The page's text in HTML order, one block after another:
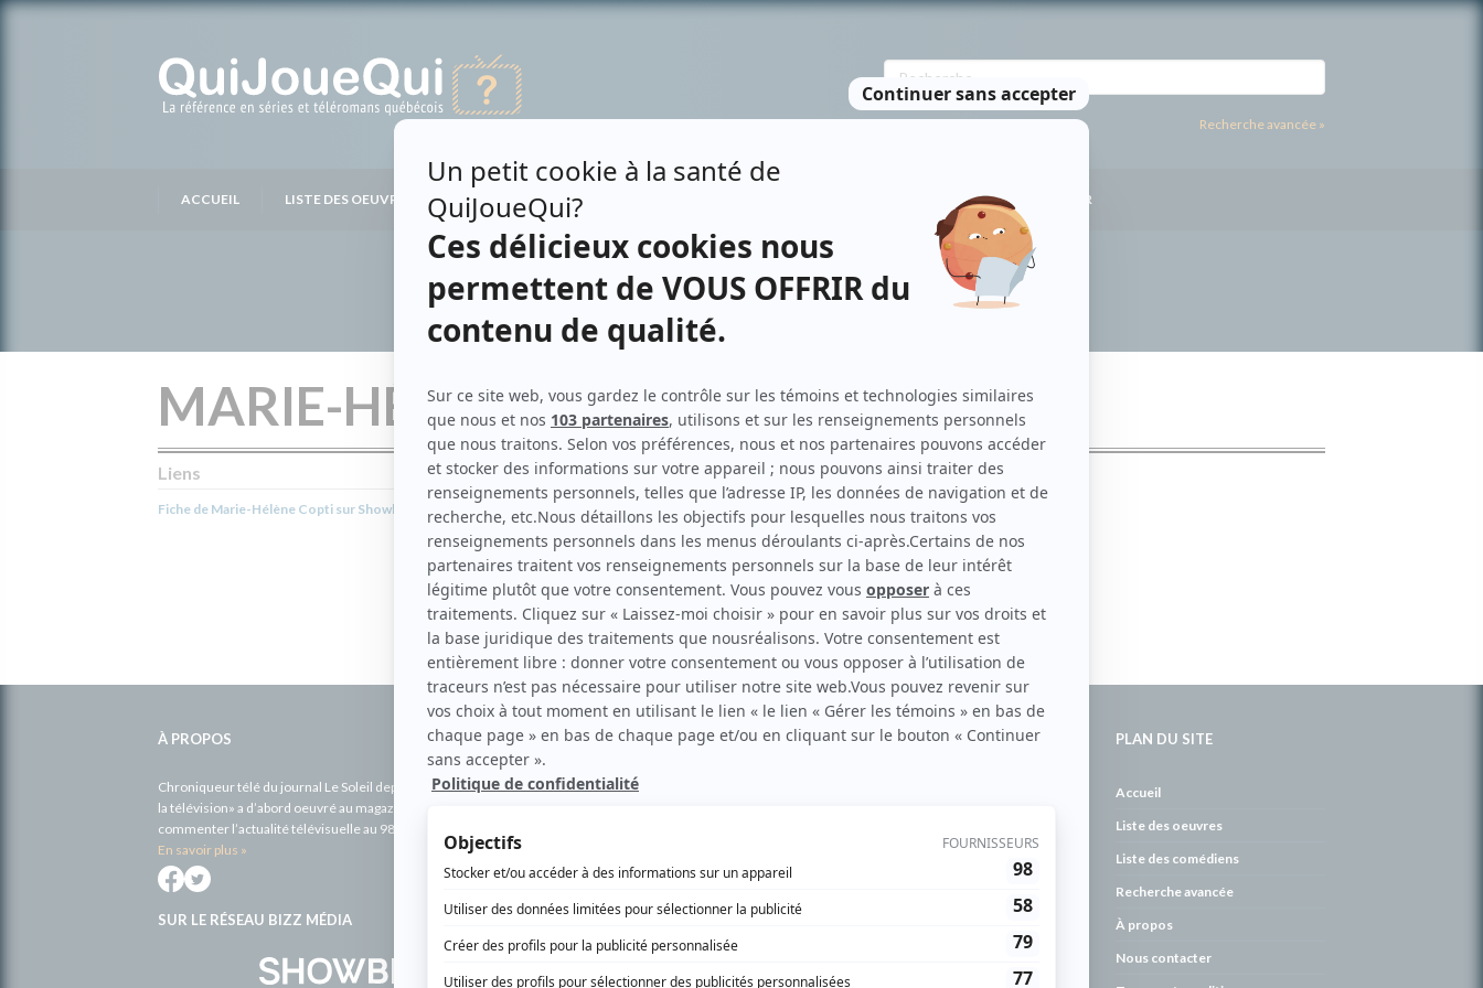
Recherche avancée »
ACCUEIL LISTE DES OEUVRES LISTE DES PERSONNES NOUS CONTACTER
MARIE-HÉLÈNE COPTI
Liens
Fiche de Marie-Hélène Copti sur Showbizz.net
Contributions
30 viesRéalisatrice
Caméra caféRéalisatrice
À PROPOS
Chroniqueur télé du journal Le Soleil depuis 2001, Richard Therrien carbure à son petit écran. Celui qu’on surnomme parfois «l’encyclopédie de
la télévision» a d’abord oeuvré au magazine TV Hebdo de 1996 à 2001. Sa spécialité: la télé québécoise. On peut l’entendre régulièrement
commenter l’actualité télévisuelle au 98,5.
En savoir plus »
SUR LE RÉSEAU BIZZ MÉDIA
PLAN DU SITE
Accueil
Liste des oeuvres
Liste des comédiens
Recherche avancée
À propos
Nous contacter